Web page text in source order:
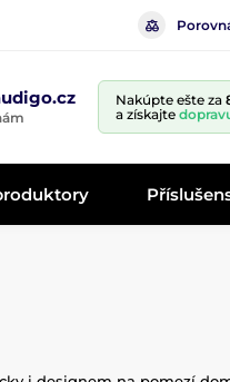
Nakúpte ešte za
a získajte